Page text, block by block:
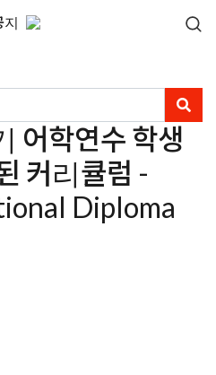
지
어학연수 학생
커리큘럼 -
Diploma